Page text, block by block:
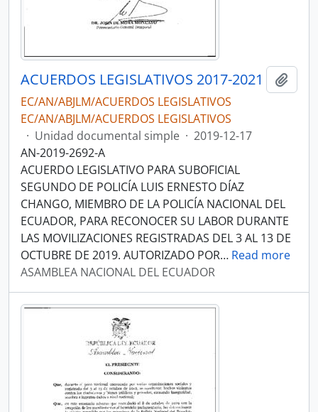
ACUERDOS LEGISLATIVOS 2017-2021
EC/AN/ABJLM/ACUERDOS LEGISLATIVOS
EC/AN/ABJLM/ACUERDOS LEGISLATIVOS
· Unidad documental simple · 2019-12-17
AN-2019-2692-A
ACUERDO LEGISLATIVO PARA SUBOFICIAL
SEGUNDO DE POLICÍA LUIS ERNESTO DÍAZ
CHANGO, MIEMBRO DE LA POLICÍA NACIONAL DEL
ECUADOR, PARA RECONOCER SU LABOR DURANTE
LAS MOVILIZACIONES REGISTRADAS DEL 3 AL 13 DE
OCTUBRE DE 2019. AUTORIZADO POR… Read more
ASAMBLEA NACIONAL DEL ECUADOR